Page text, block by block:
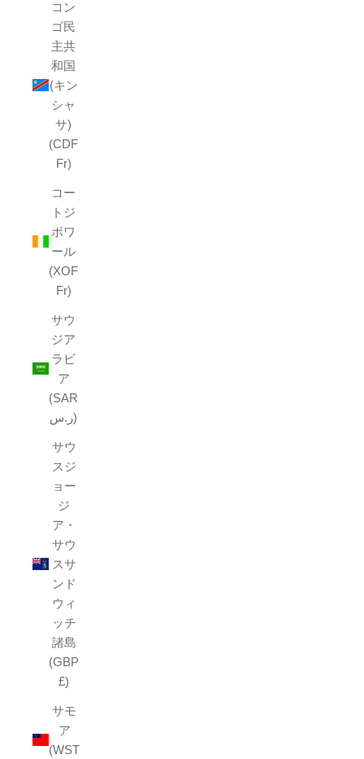
コン
ゴ民
主共
和国
(キン
シャ
サ)
(CDF
Fr)
コー
トジ
ボワ
ール
(XOF
Fr)
サウ
ジア
ラビ
ア
(SAR
ر.س)
サウ
スジ
ョー
ジ
ア・
サウ
スサ
ンド
ウィ
ッチ
諸島
(GBP
£)
サモ
ア
(WST